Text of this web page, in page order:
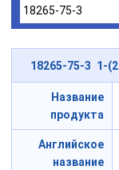
18265-75-3 1-(2-
Название
продукта
Английское
название